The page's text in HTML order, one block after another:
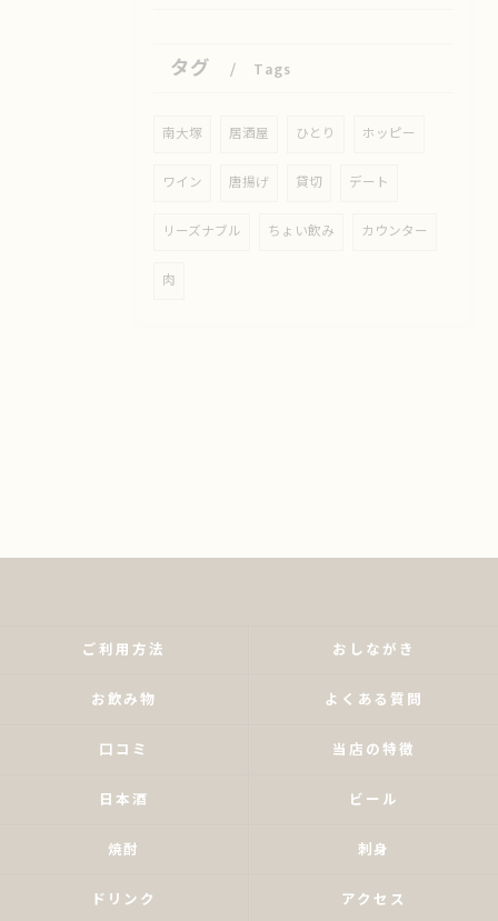
タグ Tags
南大塚 居酒屋 ひとり ホッピー
ワイン 唐揚げ 貸切 デート
リーズナブル ちょい飲み カウンター
肉
ご利用方法 おしながき
お飲み物 よくある質問
口コミ 当店の特徴
日本酒 ビール
焼酎 刺身
ドリンク アクセス